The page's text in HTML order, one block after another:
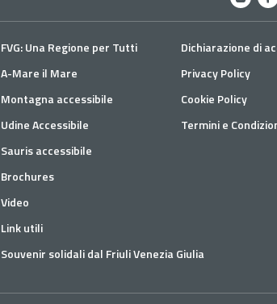
FVG: Una Regione per Tutti
A-Mare il Mare
Montagna accessibile
Udine Accessibile
Sauris accessibile
Brochures
Video
Link utili
Souvenir solidali dal Friuli Venezia Giulia
Dichiarazione di
Privacy Policy
Cookie Policy
Termini e